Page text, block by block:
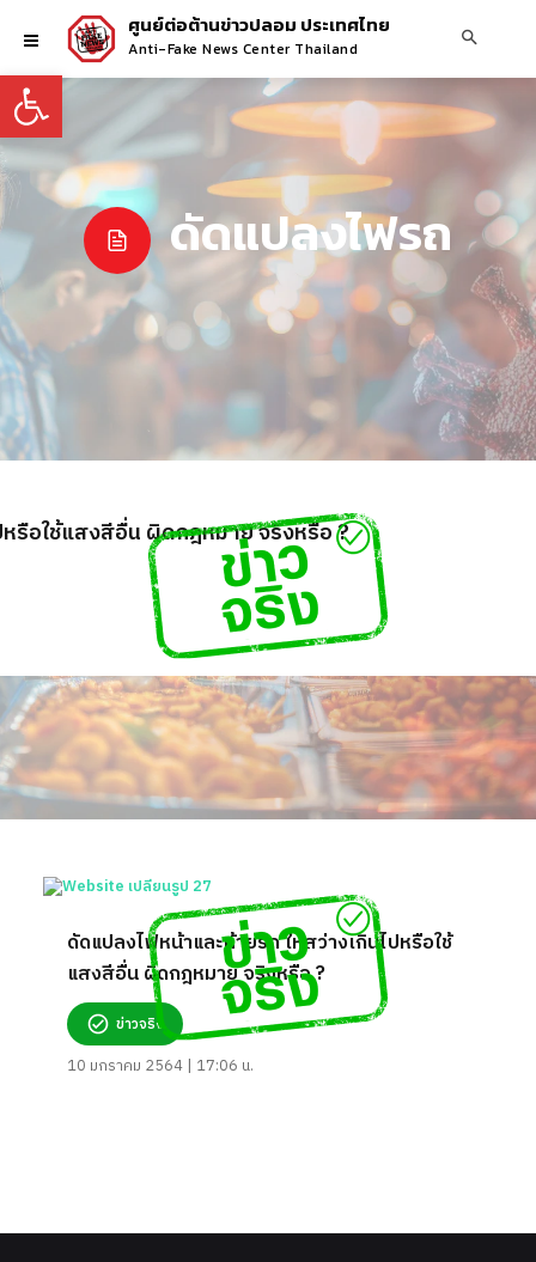
Open toolbar
ศูนย์ต่อต้านข่าวปลอม ประเทศไทย
Anti-Fake News Center Thailand
ดัดแปลงไฟรถ
รือใช้แสงสีอื่น ผิดกฎหมาย จริงหรือ ?
ดัดแปลงไฟหน้าและท้ายรถ ให้สว่างเกินไปหรือใช้
แสงสีอื่น ผิดกฎหมาย จริงหรือ ?
ข่าวจริง
10 มกราคม 2564 | 17:06 น.